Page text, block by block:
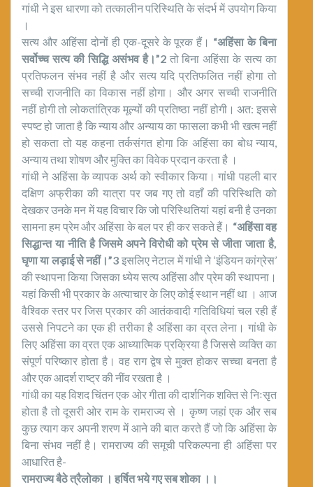
गांधी ने इस धारणा को तत्कालीन परिस्थिति के संदर्भ में उपयोग किया
।
सत्य और अहिंसा दोनों ही एक-दूसरे के पूरक हैं। “अहिंसा के बिना
सर्वोच्च सत्य की सिद्धि असंभव है।”2तो बिना अहिंसा के सत्य का
प्रतिफलन संभव नहीं है और सत्य यदि प्रतिफलित नहीं होगा तो
सच्ची राजनीति का विकास नहीं होगा। और अगर सच्ची राजनीति
नहीं होगी तो लोकतांत्रिक मूल्यों की प्रतिष्ठा नहीं होगी। अत: इससे
स्पष्ट हो जाता है कि न्याय और अन्याय का फासला कभी भी खत्म नहीं
हो सकता तो यह कहना तर्कसंगत होगा कि अहिंसा का बोध न्याय,
अन्याय तथा शोषण और मुक्ति का विवेक प्रदान करता है ।
गांधी ने अहिंसा के व्यापक अर्थ को स्वीकार किया। गांधी पहली बार
दक्षिण अफ्रीका की यात्रा पर जब गए तो वहाँ की परिस्थिति को
देखकर उनके मन में यह विचार कि जो परिस्थितियां यहां बनी है उनका
सामना हम प्रेम और अहिंसा के बल पर ही कर सकते हैं। “अहिंसा वह
सिद्धान्त या नीति है जिसमे अपने विरोधी को प्रेम से जीता जाता है,
घृणा या लड़ाई से नहीं।”3 इसलिए नेटाल में गांधी ने ‘इंडियन कांग्रेस’
की स्थापना किया जिसका ध्येय सत्य अहिंसा और प्रेम की स्थापना।
यहां किसी भी प्रकार के अत्याचार के लिए कोई स्थान नहीं था । आज
वैश्विक स्तर पर जिस प्रकार की आतंकवादी गतिविधियां चल रही हैं
उससे निपटने का एक ही तरीका है अहिंसा का व्रत लेना। गांधी के
लिए अहिंसा का व्रत एक आध्यात्मिक प्रक्रिया है जिससे व्यक्ति का
संपूर्ण परिष्कार होता है। वह राग द्वेष से मुक्त होकर सच्चा बनता है
और एक आदर्श राष्ट्र की नींव रखता है ।
गांधी का यह विशद चिंतन एक ओर गीता की दार्शनिक शक्ति से निःसृत
होता है तो दूसरी ओर राम के रामराज्य से । कृष्ण जहां एक और सब
कुछ त्याग कर अपनी शरण में आने की बात करते हैं जो कि अहिंसा के
बिना संभव नहीं है। रामराज्य की समूची परिकल्पना ही अहिंसा पर
आधारित है-
रामराज्य बैठे त्रैलोका । हर्षित भये गए सब शोका ।।